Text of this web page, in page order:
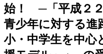
始！ ─「平成２
青少年に対する進
小・中学生を中心